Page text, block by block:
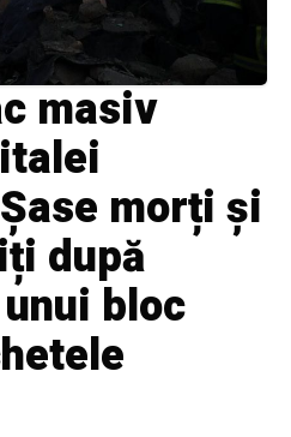
masiv
morți și
după
bloc